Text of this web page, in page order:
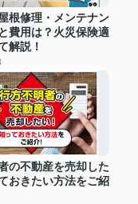
根修理・メンテナン
費用は？火災保険適
解説！
の不動産を売却した
おきたい方法をご紹